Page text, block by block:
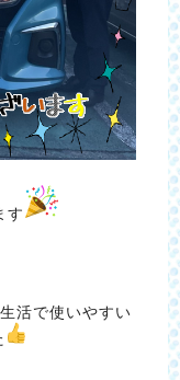
す
活で使いやすい